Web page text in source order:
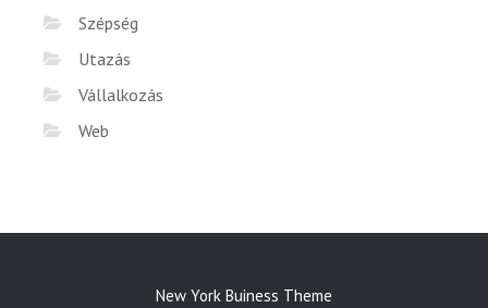
Szépség
Utazás
Vállalkozás
Web
New York Buiness Theme